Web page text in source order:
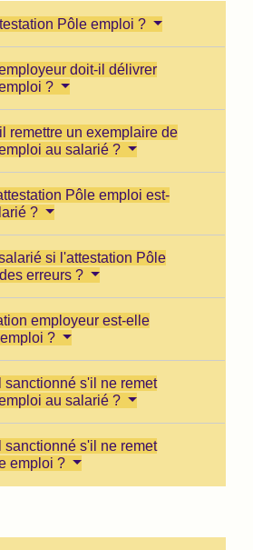
Pôle emploi ?
doit-il délivrer
?
remettre un exemplaire de
au salarié ?
Pôle emploi est-
?
si l'attestation Pôle
erreurs ?
employeur est-elle
?
sanctionné s'il ne remet
au salarié ?
sanctionné s'il ne remet
emploi ?